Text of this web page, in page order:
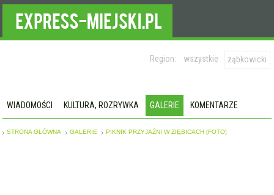
Region: wszystkie ząbkowicki
WIADOMOŚCI KULTURA, ROZRYWKA GALERIE KOMENTARZE
STRONA GŁÓWNA GALERIE PIKNIK PRZYJAŹNI W ZIĘBICACH [FOTO]